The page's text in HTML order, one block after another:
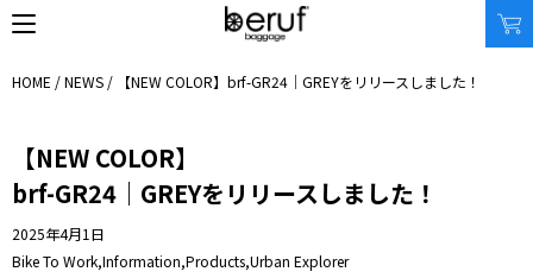
オンラインストア
商品タイプ 使用シーン
HOME /NEWS / 【NEW COLOR】 brf-GR24｜GREYをリリースしました！
【NEW COLOR】
brf-GR24｜GREYをリリースしました！
2025年4月1日
Bike To Work,Information,Products,Urban Explorer